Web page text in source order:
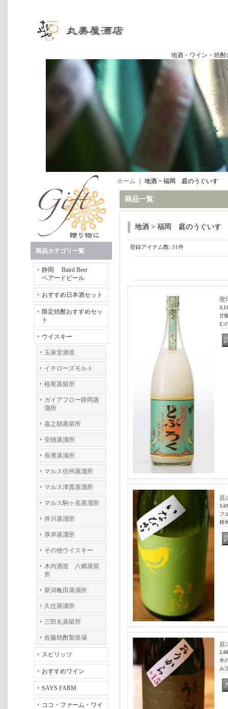
地酒・ワイン・焼酎の専門店
商品カテゴリ一覧
静岡 Baird Beer
ベアードビール
おすすめ日本酒セット
限定焼酎おすすめセッ
ト
ウイスキー
玉泉堂酒造
イチローズモルト
桜尾蒸留所
ガイアフロー静岡蒸
溜所
嘉之助蒸留所
安積蒸溜所
長濱蒸溜所
マルス信州蒸溜所
マルス津貫蒸溜所
マルス駒ヶ岳蒸溜所
井川蒸溜所
厚岸蒸溜所
その他ウイスキー
木内酒造 八郷蒸留
所
新潟亀田蒸溜所
久住蒸溜所
三郎丸蒸留所
佐藤焼酎製造場
スピリッツ
おすすめワイン
SAYS FARM
ココ・ファーム・ワイ
ホーム 地酒 > 福岡 庭のうぐいす
商品一覧
地酒 > 福岡 庭のうぐいす
登録アイテム数: 31件
鶯
甘
む
庭
フ
精
庭
米
み